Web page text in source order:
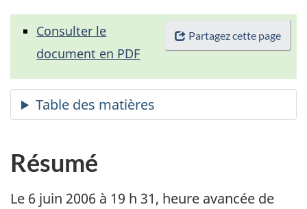
Partagez cette page
Consulter le
document en PDF
Résumé
Le 6 juin 2006 à 19 h 31, heure avancée de